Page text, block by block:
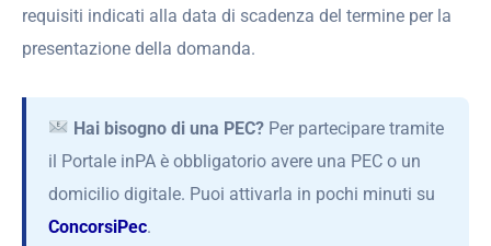
requisiti indicati alla data di scadenza del termine per la
presentazione della domanda.
Hai bisogno di una PEC?Per partecipare tramite
il Portale inPA è obbligatorio avere una PEC o un
domicilio digitale. Puoi attivarla in pochi minuti su
ConcorsiPec.